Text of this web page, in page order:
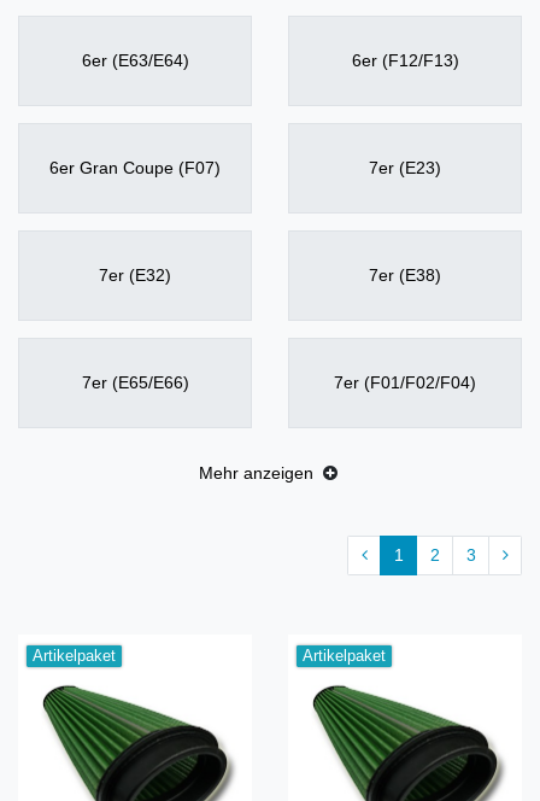
6er (E63/E64) 6er (F12/F13)
6er Gran Coupe (F07) 7er (E23)
7er (E32) 7er (E38)
7er (E65/E66) 7er (F01/F02/F04)
Mehr anzeigen
1 2 3
Artikelpaket Artikelpaket